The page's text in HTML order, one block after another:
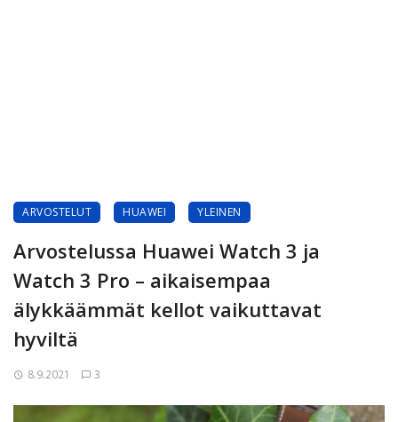
ARVOSTELUT HUAWEI YLEINEN
Arvostelussa Huawei Watch 3 ja
Watch 3 Pro – aikaisempaa
älykkäämmät kellot vaikuttavat
hyviltä
8.9.2021 3